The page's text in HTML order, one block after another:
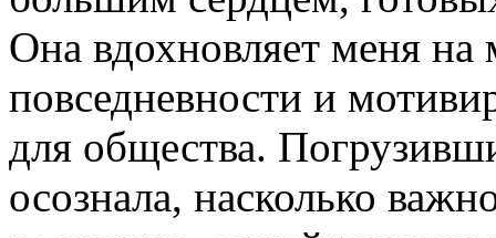
Она вдохновляет меня
повседневности и
для общества.
осознала, насколько